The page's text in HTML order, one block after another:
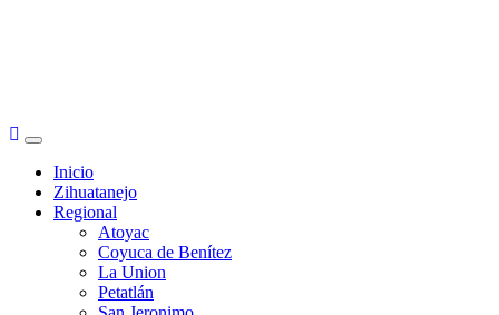
Primary
MenuInicio
Zihuatanejo
Regional
Atoyac
Coyuca de Benítez
La Union
Petatlán